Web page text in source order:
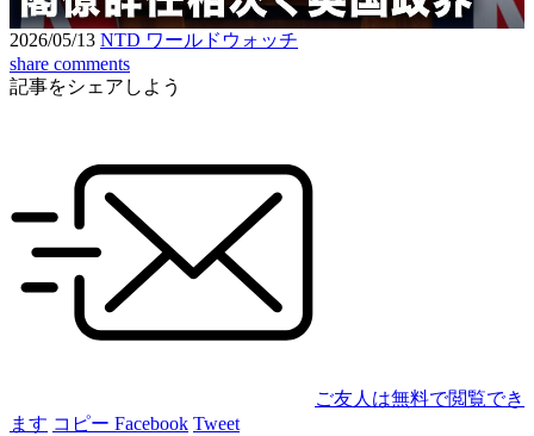
Video
2026/05/13 NTD ワールドウォッチ
share comments
記事をシェアしよう
ご友人は無料で閲覧でき
ます コピー Facebook Tweet